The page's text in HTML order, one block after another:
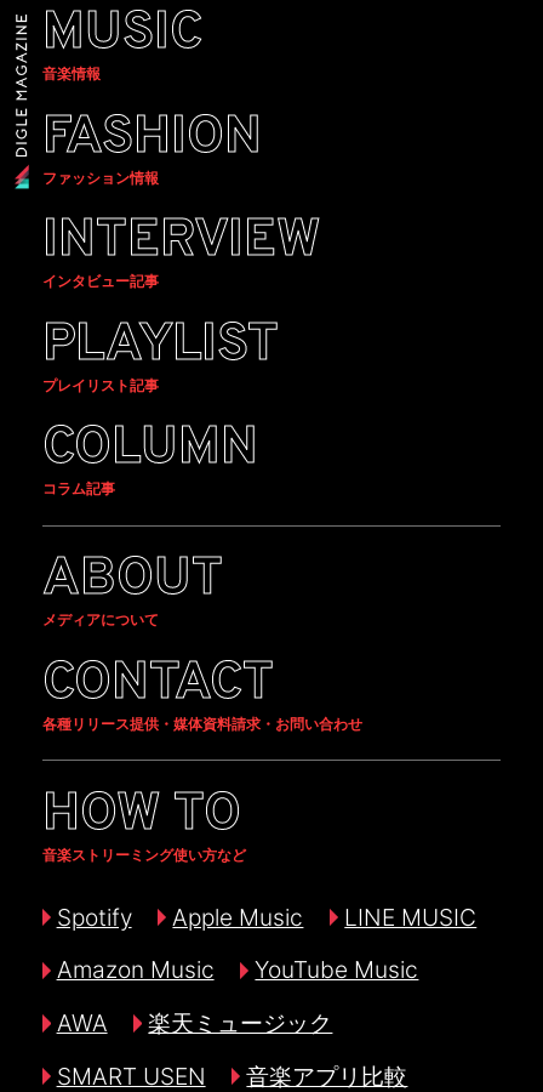
MUSIC
音楽情報
FASHION
ファッション情報
INTERVIEW
インタビュー記事
PLAYLIST
プレイリスト記事
COLUMN
コラム記事
ABOUT
メディアについて
CONTACT
各種リリース提供・媒体資料請求・お問い合わせ
HOW TO
音楽ストリーミング使い方など
Spotify Apple Music
LINE MUSIC
Amazon Music
YouTube Music
AWA
楽天ミュージック
SMART USEN
音楽アプリ比較